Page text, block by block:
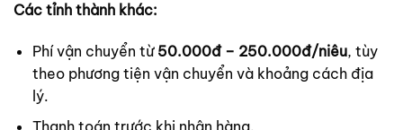
Các tỉnh thành khác:
Phí vận chuyển từ 50.000đ – 250.000đ/niêu, tùy
theo phương tiện vận chuyển và khoảng cách địa
lý.